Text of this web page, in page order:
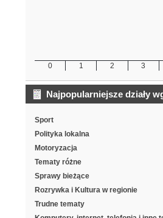
0 1 2 3
Najpopularniejsze działy
Sport
Polityka lokalna
Motoryzacja
Tematy różne
Sprawy bieżące
Rozrywka i Kultura w regionie
Trudne tematy